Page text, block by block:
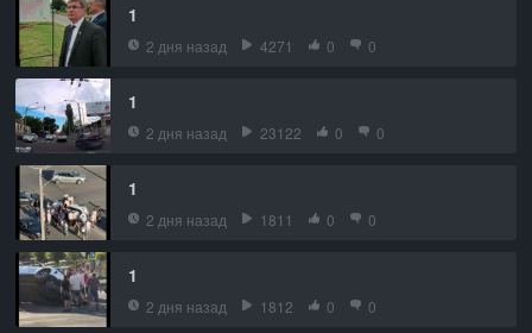
1
2 дня назад 4271 0 0
1
2 дня назад 23122 0 0
1
2 дня назад 1811 0 0
1
2 дня назад 1812 0 0